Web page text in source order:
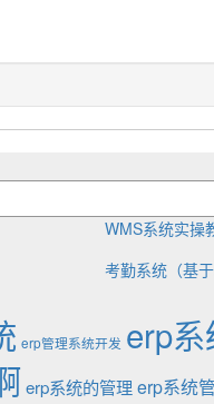
WMS系统实操
考勤系统（基于
erp管理系统开发 erp系
erp系统的管理erp系统